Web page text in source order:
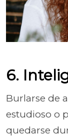
6.
Burlarse de
estudioso o
quedarse